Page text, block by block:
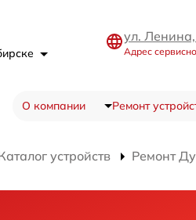
ул.
Адрес
О компании Ремонт
устройств Ремонт